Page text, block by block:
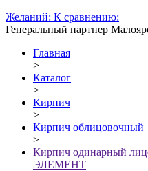
Желаний: К сравнению:
Генеральный партнер
Главная
>
Каталог
>
Кирпич
>
Кирпич облицовочный
>
Кирпич одинарный
ЭЛЕМЕНТ